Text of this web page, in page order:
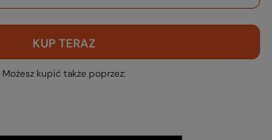
KUP TERAZ
Możesz kupić także poprzez: